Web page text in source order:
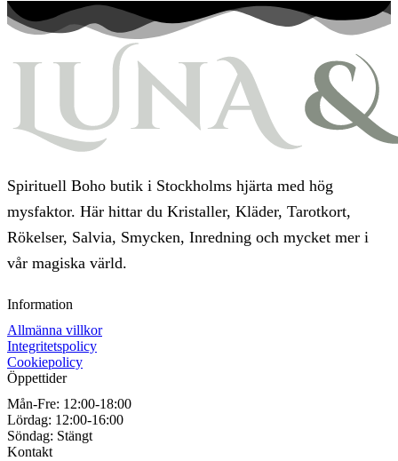
Spirituell Boho butik i Stockholms hjärta med hög
mysfaktor. Här hittar du Kristaller, Kläder, Tarotkort,
Rökelser, Salvia, Smycken, Inredning och mycket mer i
vår magiska värld.
Information
Allmänna villkor
Integritetspolicy
Cookiepolicy
Öppettider
Mån-Fre: 12:00-18:00
Lördag: 12:00-16:00
Söndag: Stängt
Kontakt